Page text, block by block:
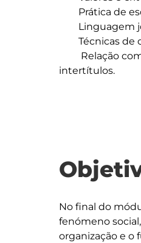
intertítulos.
No final do
fenómeno
organização e o